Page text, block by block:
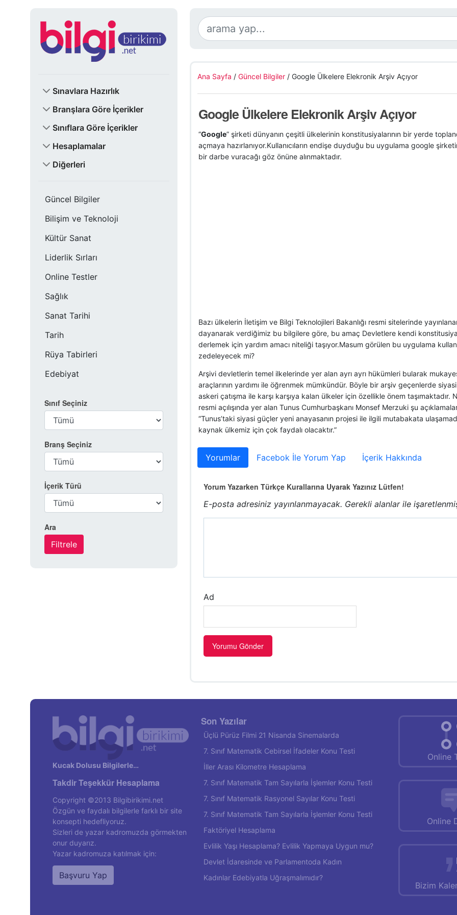
Sınavlara Hazırlık
Branşlara Göre İçerikler
Sınıflara Göre İçerikler
Hesaplamalar
Diğerleri
Güncel Bilgiler
Bilişim ve Teknoloji
Kültür Sanat
Liderlik Sırları
Online Testler
Sağlık
Sanat Tarihi
Tarih
Rüya Tabirleri
Edebiyat
Sınıf Seçiniz
Branş Seçiniz
İçerik Türü
Ara
Ana Sayfa / Güncel Bilgiler/ Google Ülkelere Elekronik Arşiv Açıyor
Google Ülkelere Elekronik Arşiv Açıyor
“Google” şirketi dünyanın çeşitli ülkelerinin konstitusiyalarının bir yerde
açmaya hazırlanıyor.Kullanıcıların endişe duyduğu bu uygulama google
bir darbe vuracağı göz önüne alınmaktadır.
Bazı ülkelerin İletişim ve Bilgi Teknolojileri Bakanlığı resmi sitelerinde
dayanarak verdiğimiz bu bilgilere göre, bu amaç Devletlere kendi
derlemek için yardım amacı niteliği taşıyor.Masum görülen bu uygulama
zedeleyecek mi?
Arşivi devletlerin temel ilkelerinde yer alan ayrı ayrı hükümleri bularak
araçlarının yardımı ile öğrenmek mümkündür. Böyle bir arşiv geçenlerde
askeri çatışma ile karşı karşıya kalan ülkeler için özellikle önem taşımaktadır.
resmi açılışında yer alan Tunus Cumhurbaşkanı Monsef Merzuki şu
“Tunus’taki siyasi güçler yeni anayasanın projesi ile ilgili mutabakata
kaynak ülkemiz için çok faydalı olacaktır.”
Yorumlar Facebok İle Yorum Yap İçerik Hakkında
Yorum Yazarken Türkçe Kurallarına Uyarak Yazınız Lütfen!
E-posta adresiniz yayınlanmayacak. Gerekli alanlar ile
Ad
Kucak Dolusu Bilgilerle…
Takdir Teşekkür Hesaplama
Copyright ©2013 Bilgibirikimi.net
Özgün ve faydalı bilgilerle farklı bir site
konsepti hedefliyoruz.
Sizleri de yazar kadromuzda görmekten
onur duyarız.
Yazar kadromuza katılmak için:
Başvuru Yap
Son Yazılar
Üçlü Pürüz Filmi 21 Nisanda Sinemalarda
7. Sınıf Matematik Cebirsel İfadeler Konu Testi
İller Arası Kilometre Hesaplama
7. Sınıf Matematik Tam Sayılarla İşlemler Konu Testi
7. Sınıf Matematik Rasyonel Sayılar Konu Testi
7. Sınıf Matematik Tam Sayılarla İşlemler Konu Testi
Faktöriyel Hesaplama
Evlilik Yaşı Hesaplama? Evlilik Yapmaya Uygun mu?
Devlet İdaresinde ve Parlamentoda Kadın
Kadınlar Edebiyatla Uğraşmalımıdır?
Online
Online
Bizim